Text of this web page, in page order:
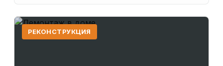
РЕКОНСТРУКЦИЯ